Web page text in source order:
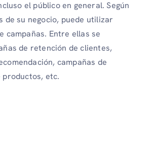
el público en general. Según
de su negocio, puede utilizar
campañas. Entre ellas se
de retención de clientes,
campañas de
productos, etc.